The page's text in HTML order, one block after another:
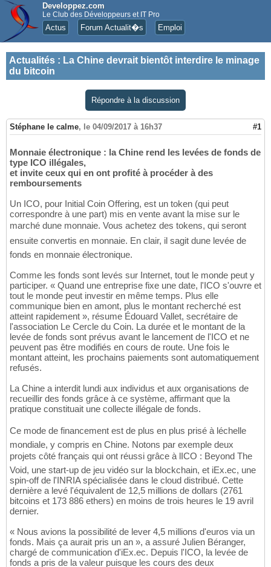
Developpez.com
Le Club des Développeurs et IT Pro
Actus Forum Actualit�s Emploi
Actualités : La Chine devrait bientôt interdire le minage
du bitcoin
Répondre à la discussion
Stéphane le calme, le 04/09/2017 à 16h37 #1
Monnaie électronique : la Chine rend les levées de fonds de
type ICO illégales,
et invite ceux qui en ont profité à procéder à des
remboursements
Un ICO, pour Initial Coin Offering, est un token (qui peut
correspondre à une part) mis en vente avant la mise sur le
marché dune monnaie. Vous achetez des tokens, qui seront
ensuite convertis en monnaie. En clair, il sagit dune levée de
fonds en monnaie électronique.
Comme les fonds sont levés sur Internet, tout le monde peut y
participer. « Quand une entreprise fixe une date, l'ICO s'ouvre et
tout le monde peut investir en même temps. Plus elle
communique bien en amont, plus le montant recherché est
atteint rapidement », résume Édouard Vallet, secrétaire de
l'association Le Cercle du Coin. La durée et le montant de la
levée de fonds sont prévus avant le lancement de l'ICO et ne
peuvent pas être modifiés en cours de route. Une fois le
montant atteint, les prochains paiements sont automatiquement
refusés.
La Chine a interdit lundi aux individus et aux organisations de
recueillir des fonds grâce à ce système, affirmant que la
pratique constituait une collecte illégale de fonds.
Ce mode de financement est de plus en plus prisé à léchelle
mondiale, y compris en Chine. Notons par exemple deux
projets côté français qui ont réussi grâce à lICO : Beyond The
Void, une start-up de jeu vidéo sur la blockchain, et iEx.ec, une
spin-off de l'INRIA spécialisée dans le cloud distribué. Cette
dernière a levé l'équivalent de 12,5 millions de dollars (2761
bitcoins et 173 886 ethers) en moins de trois heures le 19 avril
dernier.
« Nous avions la possibilité de lever 4,5 millions d'euros via un
fonds. Mais ça aurait pris un an », a assuré Julien Béranger,
chargé de communication d'iEx.ec. Depuis l'ICO, la levée de
fonds a pris de la valeur puisque les cours des deux